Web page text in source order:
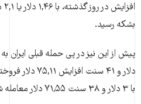
بشکه رسید.
دلار و ۴۱ سنت
با ۳ دلار و ۳۸ سنت ۷۱,۵۵ دلار معامله شد.